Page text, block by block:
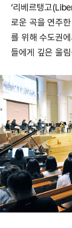
‘리베르탱고
로운 곡을 연주
를 위해 수도권
들에게 깊은 울